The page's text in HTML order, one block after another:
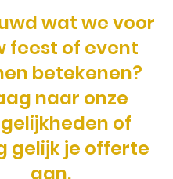
wat we voor
feest of event
betekenen?
naar onze
of
gelijk je offerte
aan.